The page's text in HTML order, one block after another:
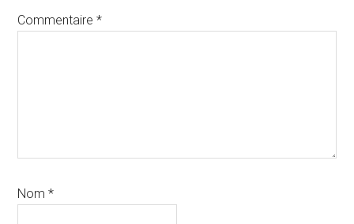
Commentaire*
Nom*